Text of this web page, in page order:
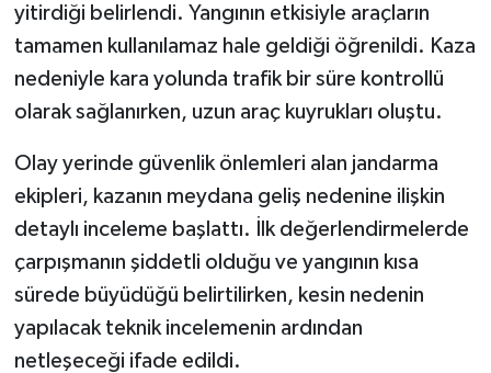
yitirdiği belirlendi. Yangının etkisiyle araçların
tamamen kullanılamaz hale geldiği öğrenildi. Kaza
nedeniyle kara yolunda trafik bir süre kontrollü
olarak sağlanırken, uzun araç kuyrukları oluştu.
Olay yerinde güvenlik önlemleri alan jandarma
ekipleri, kazanın meydana geliş nedenine ilişkin
detaylı inceleme başlattı. İlk değerlendirmelerde
çarpışmanın şiddetli olduğu ve yangının kısa
sürede büyüdüğü belirtilirken, kesin nedenin
yapılacak teknik incelemenin ardından
netleşeceği ifade edildi.